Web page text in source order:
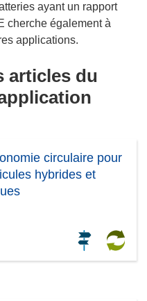
ayant un rapport
cherche également à
applications.
articles du
circulaire pour
hybrides et